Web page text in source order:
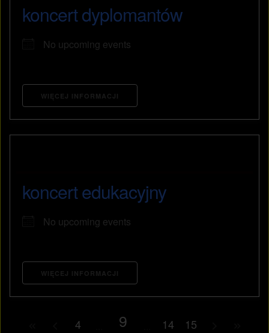
koncert dyplomantów
No upcoming events
WIĘCEJ INFORMACJI
koncert edukacyjny
No upcoming events
WIĘCEJ INFORMACJI
4 9 14 15